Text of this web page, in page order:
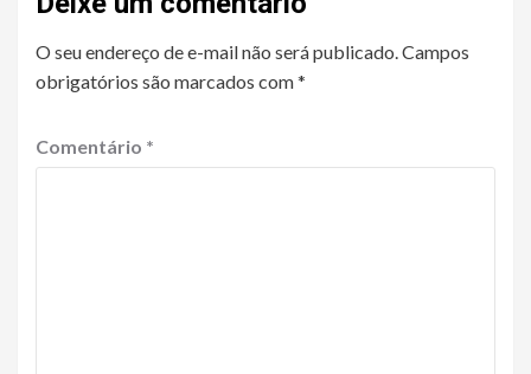
O seu endereço de e-mail não será publicado. Campos
obrigatórios são marcados com*
Comentário *